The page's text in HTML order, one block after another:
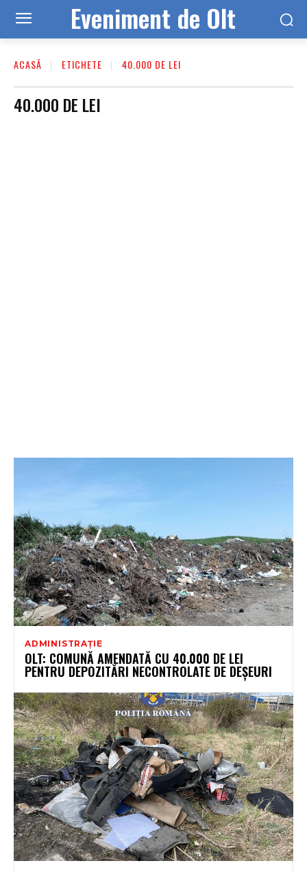
Eveniment de Olt
ACASĂ ETICHETE 40.000 DE LEI
40.000 DE LEI
ADMINISTRAȚIE
OLT: COMUNĂ AMENDATĂ CU 40.000 DE LEI
PENTRU DEPOZITĂRI NECONTROLATE DE DEŞEURI